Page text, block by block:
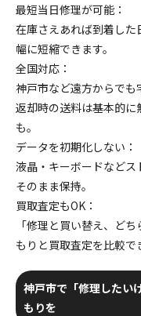
最短当日修理が可能 ：
在庫さえあれば到着し
幅に短縮できます。
全国対応 ：
神戸市など遠方からでも
返却時の送料は基本的
も。
データを初期化しない ：
液晶・キーボードなど
そのまま保持。
買取査定もOK ：
「修理と買い替え、ど
もりと買取査定を比較で
神戸市で「修理したい
もりを